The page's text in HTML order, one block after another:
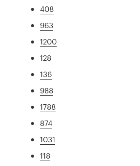
408
963
1200
128
136
988
1788
874
1031
118